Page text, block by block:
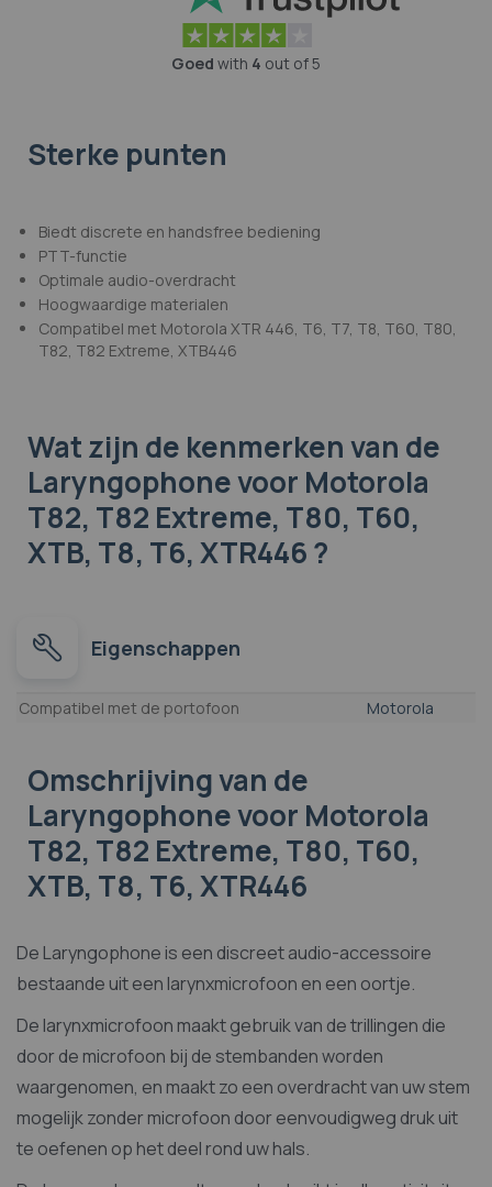
Goed with 4 out of 5
Sterke punten
Biedt discrete en handsfree bediening
PTT-functie
Optimale audio-overdracht
Hoogwaardige materialen
Compatibel met Motorola XTR 446, T6, T7, T8, T60, T80,
T82, T82 Extreme, XTB446
Wat zijn de kenmerkenvan de
Laryngophone voor Motorola
T82, T82 Extreme, T80, T60,
XTB, T8, T6, XTR446 ?
Eigenschappen
Eigenschappen
Compatibel met de portofoon Motorola
Omschrijvingvan de
Laryngophone voor Motorola
T82, T82 Extreme, T80, T60,
XTB, T8, T6, XTR446
De Laryngophone is een discreet audio-accessoire
bestaande uit een larynxmicrofoon en een oortje.
De larynxmicrofoon maakt gebruik van de trillingen die
door de microfoon bij de stembanden worden
waargenomen, en maakt zo een overdracht van uw stem
mogelijk zonder microfoon door eenvoudigweg druk uit
te oefenen op het deel rond uw hals.